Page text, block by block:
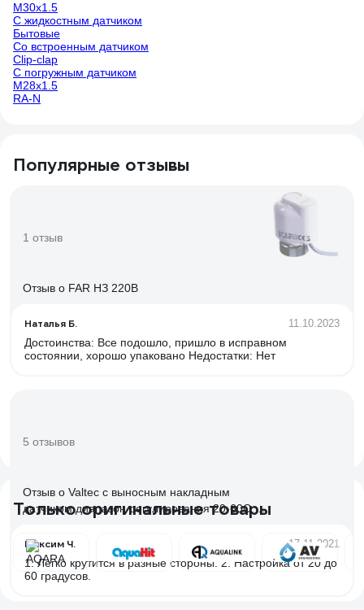
М30х1.5
С жидкостным датчиком
Бытовые
Со встроенным датчиком
Clip-clap
С погружным датчиком
М28х1.5
RA-N
Популярные отзывы
1 отзыв
Отзыв о FAR НЗ 220В
Наталья Б. 11.10.2023
Достоинства: Все подошло, пришло в исправном
состоянии, хорошо упаковано Недостатки: Нет
5 отзывов
Отзыв о Valtec с выносным накладным
датчиком диапазон регулирования 20-60С, 2
Максим Ч. 17.11.2021
1. Легко крутится в разные стороны. 2. Настройка от 20 до
60 градусов.
Только оригинальные товары